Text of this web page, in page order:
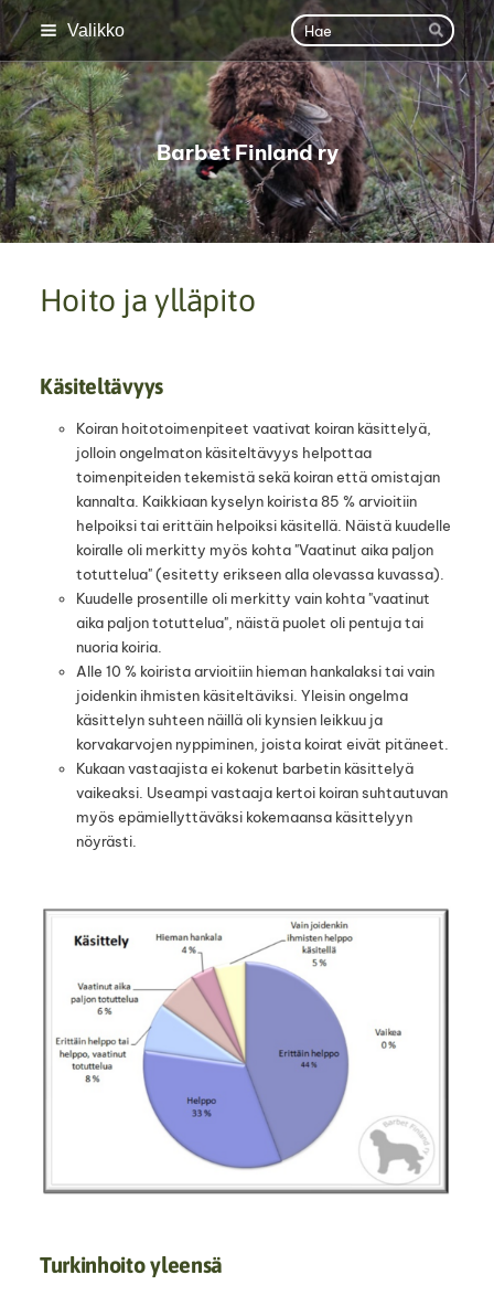
Siirry
sivun
sisältöön
Valikko Haku
Hae
Barbet Finland ry
Hoito ja ylläpito
Käsiteltävyys
Koiran hoitotoimenpiteet vaativat koiran käsittelyä,
jolloin ongelmaton käsiteltävyys helpottaa
toimenpiteiden tekemistä sekä koiran että omistajan
kannalta. Kaikkiaan kyselyn koirista 85 % arvioitiin
helpoiksi tai erittäin helpoiksi käsitellä. Näistä kuudelle
koiralle oli merkitty myös kohta "Vaatinut aika paljon
totuttelua" (esitetty erikseen alla olevassa kuvassa).
Kuudelle prosentille oli merkitty vain kohta "vaatinut
aika paljon totuttelua", näistä puolet oli pentuja tai
nuoria koiria.
Alle 10 % koirista arvioitiin hieman hankalaksi tai vain
joidenkin ihmisten käsiteltäviksi. Yleisin ongelma
käsittelyn suhteen näillä oli kynsien leikkuu ja
korvakarvojen nyppiminen, joista koirat eivät pitäneet.
Kukaan vastaajista ei kokenut barbetin käsittelyä
vaikeaksi. Useampi vastaaja kertoi koiran suhtautuvan
myös epämiellyttäväksi kokemaansa käsittelyyn
nöyrästi.
Turkinhoito yleensä